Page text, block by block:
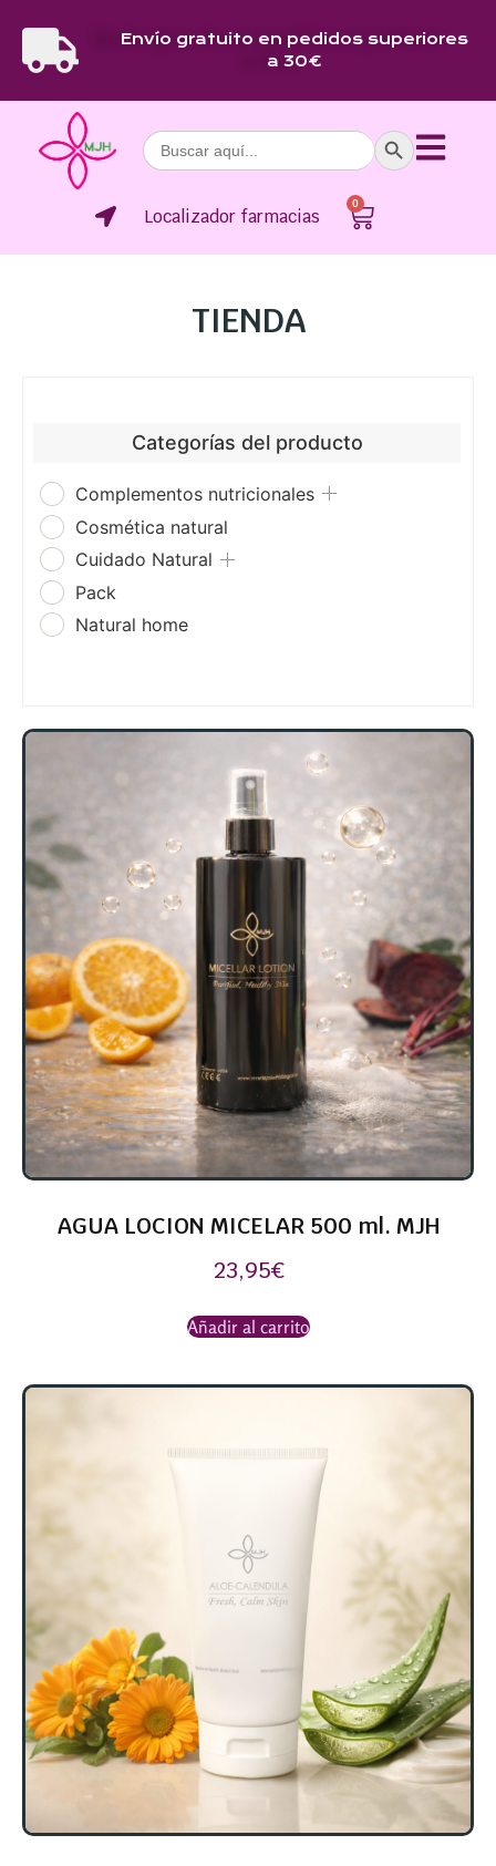
Envío gratuito en pedidos superiores
a 30€
Buscar: Botón de
Localizador farmacias
0
TIENDA
Categorías del producto
Complementos nutricionales
Cosmética natural
Cuidado Natural
Pack
Natural home
AGUA LOCION MICELAR 500 ml. MJH
23,95€
Añadir al carrito